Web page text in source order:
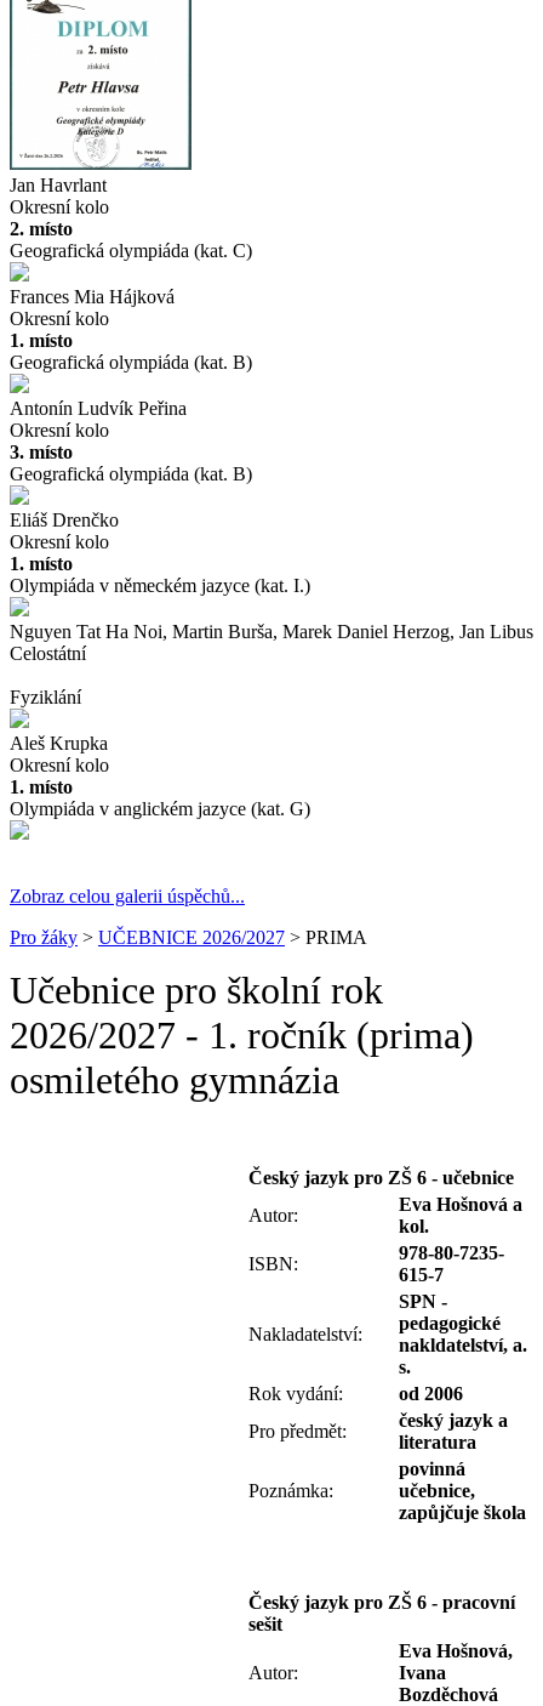
Jan Havrlant
Okresní kolo
2. místo
Geografická olympiáda (kat. C)
Frances Mia Hájková
Okresní kolo
1. místo
Geografická olympiáda (kat. B)
Antonín Ludvík Peřina
Okresní kolo
3. místo
Geografická olympiáda (kat. B)
Eliáš Drenčko
Okresní kolo
1. místo
Olympiáda v německém jazyce (kat. I.)
Nguyen Tat Ha Noi, Martin Burša, Marek Daniel Herzog, Jan Libus
Celostátní
Fyziklání
Aleš Krupka
Okresní kolo
1. místo
Olympiáda v anglickém jazyce (kat. G)
Zobraz celou galerii úspěchů...
Pro žáky > UČEBNICE 2026/2027 > PRIMA
Učebnice pro školní rok
2026/2027 - 1. ročník (prima)
osmiletého gymnázia
Český jazyk pro ZŠ 6 - učebnice
Autor:
Eva Hošnová a
kol.
ISBN:
978-80-7235-
615-7
Nakladatelství:
SPN -
pedagogické
nakldatelství, a.
s.
Rok vydání:
od 2006
Pro předmět:
český jazyk a
literatura
Poznámka:
povinná
učebnice,
zapůjčuje škola
Český jazyk pro ZŠ 6 - pracovní
sešit
Autor:
Eva Hošnová,
Ivana
Bozděchová